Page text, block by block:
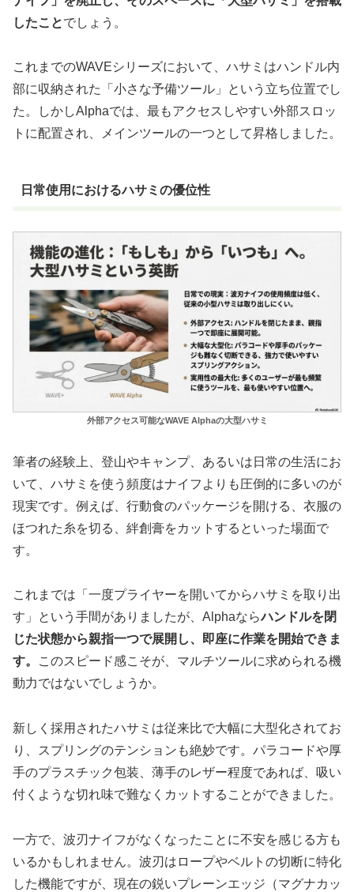
したことでしょう。
これまでのWAVEシリーズにおいて、ハサミはハンドル内
部に収納された「小さな予備ツール」という立ち位置でし
た。しかしAlphaでは、最もアクセスしやすい外部スロッ
トに配置され、メインツールの一つとして昇格しました。
日常使用におけるハサミの優位性
外部アクセス可能なWAVE Alphaの大型ハサミ
筆者の経験上、登山やキャンプ、あるいは日常の生活にお
いて、ハサミを使う頻度はナイフよりも圧倒的に多いのが
現実です。例えば、行動食のパッケージを開ける、衣服の
ほつれた糸を切る、絆創膏をカットするといった場面で
す。
これまでは「一度プライヤーを開いてからハサミを取り出
す」という手間がありましたが、Alphaならハンドルを閉
じた状態から親指一つで展開し、即座に作業を開始できま
す。
このスピード感こそが、マルチツールに求められる機
動力ではないでしょうか。
新しく採用されたハサミは従来比で大幅に大型化されてお
り、スプリングのテンションも絶妙です。パラコードや厚
手のプラスチック包装、薄手のレザー程度であれば、吸い
付くような切れ味で難なくカットすることができました。
一方で、波刃ナイフがなくなったことに不安を感じる方も
いるかもしれません。波刃はロープやベルトの切断に特化
した機能ですが、現在の鋭いプレーンエッジ（マグナカッ